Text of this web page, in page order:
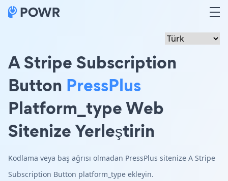
A Stripe Subscription
Button PressPlus
Platform_type Web
Sitenize Yerleştirin
Kodlama veya baş ağrısı olmadan PressPlus sitenize A Stripe
Subscription Button platform_type ekleyin.